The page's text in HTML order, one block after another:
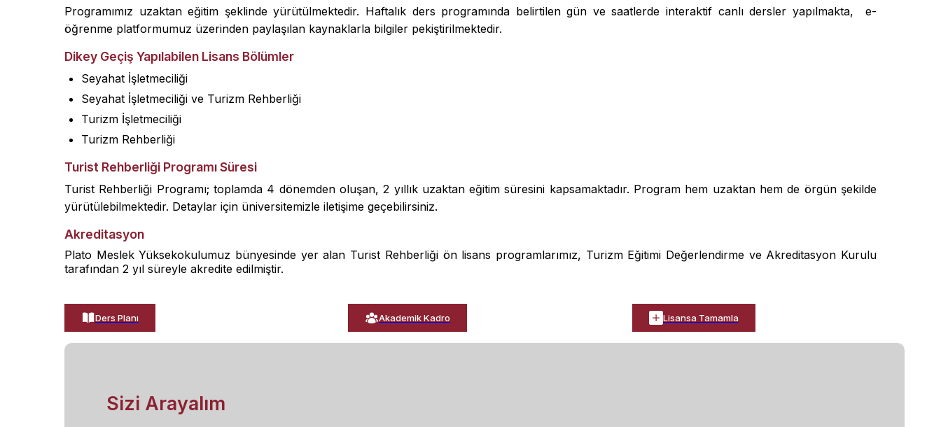
Programımız uzaktan eğitim şeklinde yürütülmektedir. Haftalık ders programında belirtilen gün ve saatlerde interaktif canlı dersler yapılmakta, e-
öğrenme platformumuz üzerinden paylaşılan kaynaklarla bilgiler pekiştirilmektedir.
Dikey Geçiş Yapılabilen Lisans Bölümler
Seyahat İşletmeciliği
Seyahat İşletmeciliği ve Turizm Rehberliği
Turizm İşletmeciliği
Turizm Rehberliği
Turist Rehberliği Programı Süresi
Turist Rehberliği Programı; toplamda 4 dönemden oluşan, 2 yıllık uzaktan eğitim süresini kapsamaktadır. Program hem uzaktan hem de örgün şekilde
yürütülebilmektedir. Detaylar için üniversitemizle iletişime geçebilirsiniz.
Akreditasyon
Plato Meslek Yüksekokulumuz bünyesinde yer alan Turist Rehberliği ön lisans programlarımız, Turizm Eğitimi Değerlendirme ve Akreditasyon Kurulu
tarafından 2 yıl süreyle akredite edilmiştir.
Ders Planı Akademik Kadro Lisansa Tamamla
Sizi Arayalım